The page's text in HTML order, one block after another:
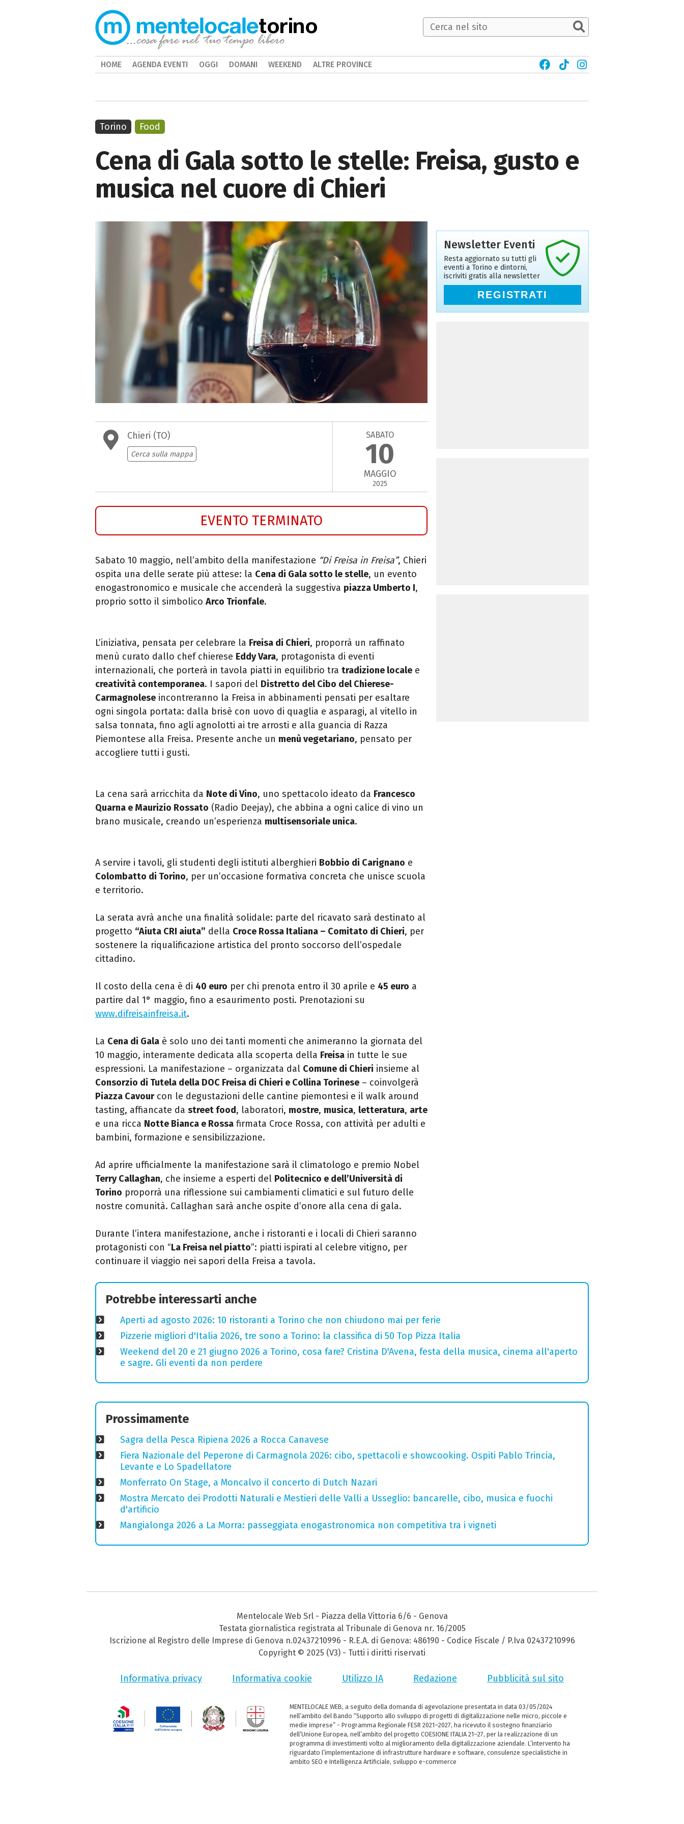
Cena di Gala sotto le stelle: Freisa, gusto e
musica nel cuore di Chieri
Chieri (TO)
Cerca sulla mappa
SABATO
10
MAGGIO
2025
EVENTO TERMINATO
Sabato 10 maggio, nell’ambito della manifestazione “Di Freisa in Freisa”, Chieri
ospita una delle serate più attese: la Cena di Gala sotto le stelle, un evento
enogastronomico e musicale che accenderà la suggestiva piazza Umberto I,
proprio sotto il simbolico Arco Trionfale.
L’iniziativa, pensata per celebrare la Freisa di Chieri, proporrà un raffinato
menù curato dallo chef chierese Eddy Vara, protagonista di eventi
internazionali, che porterà in tavola piatti in equilibrio tra tradizione locale e
creatività contemporanea. I sapori del Distretto del Cibo del Chierese-
Carmagnolese incontreranno la Freisa in abbinamenti pensati per esaltare
ogni singola portata: dalla brisè con uovo di quaglia e asparagi, al vitello in
salsa tonnata, fino agli agnolotti ai tre arrosti e alla guancia di Razza
Piemontese alla Freisa. Presente anche un menù vegetariano, pensato per
accogliere tutti i gusti.
La cena sarà arricchita da Note di Vino, uno spettacolo ideato da Francesco
Quarna e Maurizio Rossato (Radio Deejay), che abbina a ogni calice di vino un
brano musicale, creando un’esperienza multisensoriale unica.
A servire i tavoli, gli studenti degli istituti alberghieri Bobbio di Carignano e
Colombatto di Torino, per un’occasione formativa concreta che unisce scuola
e territorio.
La serata avrà anche una finalità solidale: parte del ricavato sarà destinato al
progetto “Aiuta CRI aiuta” della Croce Rossa Italiana – Comitato di Chieri, per
sostenere la riqualificazione artistica del pronto soccorso dell’ospedale
cittadino.
Il costo della cena è di 40 euro per chi prenota entro il 30 aprile e 45 euro a
partire dal 1° maggio, fino a esaurimento posti. Prenotazioni su
www.difreisainfreisa.it.
La Cena di Gala è solo uno dei tanti momenti che animeranno la giornata del
10 maggio, interamente dedicata alla scoperta della Freisa in tutte le sue
espressioni. La manifestazione – organizzata dal Comune di Chieri insieme al
Consorzio di Tutela della DOC Freisa di Chieri e Collina Torinese – coinvolgerà
Piazza Cavourcon le degustazioni delle cantine piemontesi e il walk around
tasting, affiancate da street food, laboratori, mostre, musica, letteratura, arte
e una ricca Notte Bianca e Rossa firmata Croce Rossa, con attività per adulti e
bambini, formazione e sensibilizzazione.
Ad aprire ufficialmente la manifestazione sarà il climatologo e premio Nobel
Terry Callaghan, che insieme a esperti del Politecnico e dell’Università di
Torino proporrà una riflessione sui cambiamenti climatici e sul futuro delle
nostre comunità. Callaghan sarà anche ospite d’onore alla cena di gala.
Durante l’intera manifestazione, anche i ristoranti e i locali di Chieri saranno
protagonisti con “La Freisa nel piatto”: piatti ispirati al celebre vitigno, per
continuare il viaggio nei sapori della Freisa a tavola.
Torino Food
Newsletter Eventi
Resta aggiornato su tutti gli
eventi a Torino e dintorni,
iscriviti gratis alla newsletter
REGISTRATI
Potrebbe interessarti anche
Aperti ad agosto 2026: 10 ristoranti a Torino che non chiudono mai per ferie
Pizzerie migliori d'Italia 2026, tre sono a Torino: la classifica di 50 Top Pizza Italia
Weekend del 20 e 21 giugno 2026 a Torino, cosa fare? Cristina D'Avena, festa della musica, cinema all'aperto
e sagre. Gli eventi da non perdere
Prossimamente
Sagra della Pesca Ripiena 2026 a Rocca Canavese
Fiera Nazionale del Peperone di Carmagnola 2026: cibo, spettacoli e showcooking. Ospiti Pablo Trincia,
Levante e Lo Spadellatore
Monferrato On Stage, a Moncalvo il concerto di Dutch Nazari
Mostra Mercato dei Prodotti Naturali e Mestieri delle Valli a Usseglio: bancarelle, cibo, musica e fuochi
d'artificio
Mangialonga 2026 a La Morra: passeggiata enogastronomica non competitiva tra i vigneti
torino
HOME AGENDA EVENTI OGGI DOMANI WEEKEND ALTRE PROVINCE
Mentelocale Web Srl - Piazza della Vittoria 6/6 - Genova
Testata giornalistica registrata al Tribunale di Genova nr. 16/2005
Iscrizione al Registro delle Imprese di Genova n.02437210996 - R.E.A. di Genova: 486190 - Codice Fiscale / P.Iva 02437210996
Copyright © 2025 (V3) - Tutti i diritti riservati
Informativa privacy Informativa cookie Utilizzo IA Redazione Pubblicità sul sito
MENTELOCALE WEB, a seguito della domanda di agevolazione presentata in data 03/05/2024
nell’ambito del Bando “Supporto allo sviluppo di progetti di digitalizzazione nelle micro, piccole e
medie imprese” - Programma Regionale FESR 2021–2027, ha ricevuto il sostegno finanziario
dell’Unione Europea, nell’ambito del progetto COESIONE ITALIA 21–27, per la realizzazione di un
programma di investimenti volto al miglioramento della digitalizzazione aziendale. L’intervento ha
riguardato l’implementazione di infrastrutture hardware e software, consulenze specialistiche in
ambito SEO e Intelligenza Artificiale, sviluppo e-commerce